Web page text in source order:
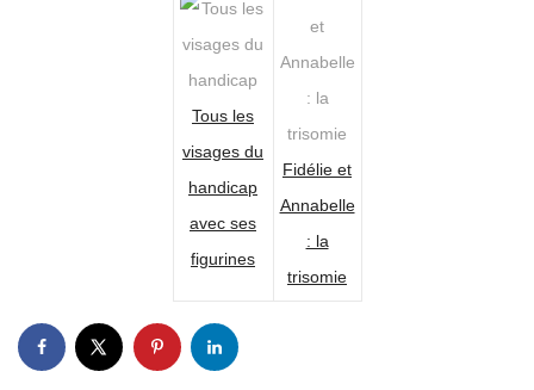
Tous les
visages du
handicap
avec ses
figurines
Fidélie et
Annabelle
: la
trisomie